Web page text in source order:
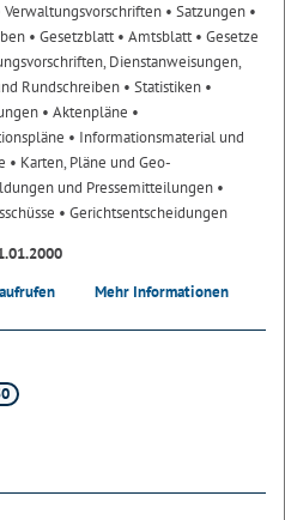
Verwaltungsvorschriften • Satzungen •
• Gesetzblatt• Amtsblatt• Gesetze
Dienstanweisungen,
Rundschreiben • Statistiken •
• Aktenpläne •
• Informationsmaterial und
• Karten, Pläne und Geo-
und Pressemitteilungen •
• Gerichtsentscheidungen
Mehr Informationen